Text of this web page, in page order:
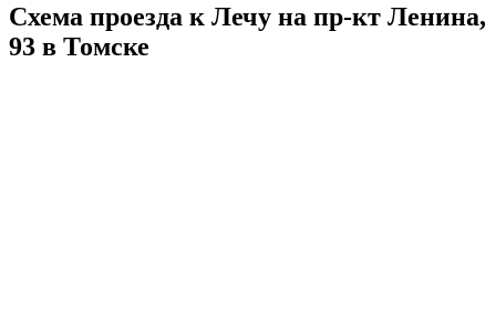
Схема проезда к Лечу на пр-кт Ленина,
93 в Томске